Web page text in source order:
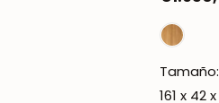
regular
Tamaño:
161 x 42